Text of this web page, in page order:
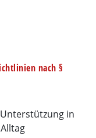
nach §
in